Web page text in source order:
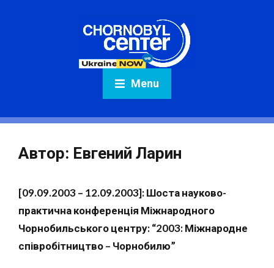
Menu
Автор: Евгений Ларин
[09.09.2003 – 12.09.2003]: Шоста науково-
практична конференція Міжнародного
Чорнобильського центру: “2003: Міжнародне
співробітництво – Чорнобилю”